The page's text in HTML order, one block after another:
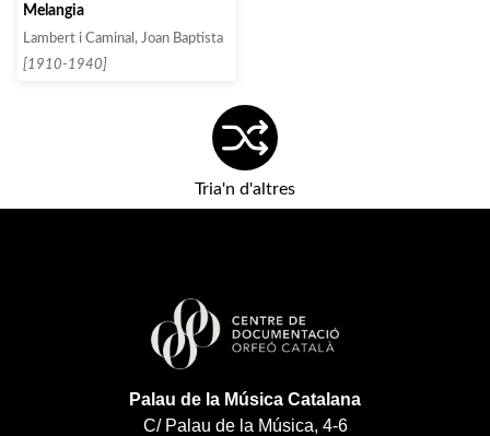
Melangia
Lambert i Caminal, Joan Baptista
[1910-1940]
Tria'n d'altres
Palau de la Música Catalana
C/ Palau de la Música, 4-6